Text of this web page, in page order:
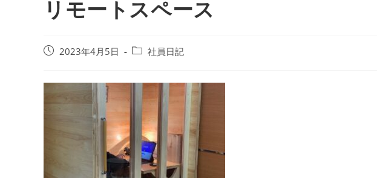
リモートスペース
2023年4月5日 社員日記